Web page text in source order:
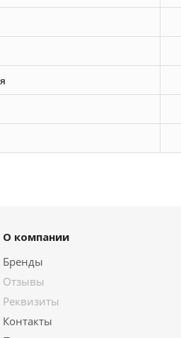
О компании
Бренды
Отзывы
Реквизиты
Контакты